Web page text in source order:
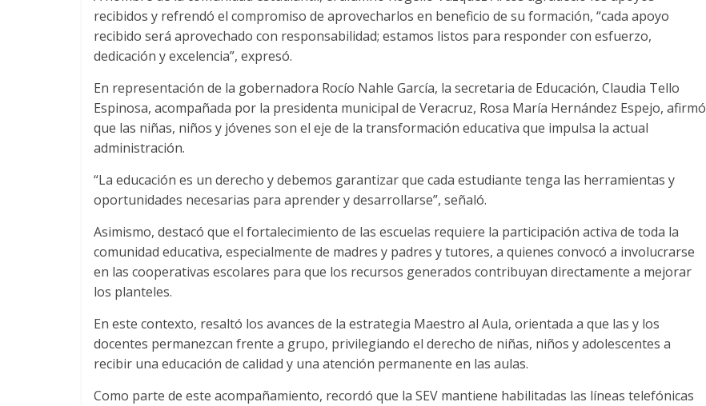
recibidos y refrendó el compromiso de aprovecharlos en beneficio de su formación, “cada apoyo
recibido será aprovechado con responsabilidad; estamos listos para responder con esfuerzo,
dedicación y excelencia”, expresó.
En representación de la gobernadora Rocío Nahle García, la secretaria de Educación, Claudia Tello
Espinosa, acompañada por la presidenta municipal de Veracruz, Rosa María Hernández Espejo, afirmó
que las niñas, niños y jóvenes son el eje de la transformación educativa que impulsa la actual
administración.
“La educación es un derecho y debemos garantizar que cada estudiante tenga las herramientas y
oportunidades necesarias para aprender y desarrollarse”, señaló.
Asimismo, destacó que el fortalecimiento de las escuelas requiere la participación activa de toda la
comunidad educativa, especialmente de madres y padres y tutores, a quienes convocó a involucrarse
en las cooperativas escolares para que los recursos generados contribuyan directamente a mejorar
los planteles.
En este contexto, resaltó los avances de la estrategia Maestro al Aula, orientada a que las y los
docentes permanezcan frente a grupo, privilegiando el derecho de niñas, niños y adolescentes a
recibir una educación de calidad y una atención permanente en las aulas.
Como parte de este acompañamiento, recordó que la SEV mantiene habilitadas las líneas telefónicas